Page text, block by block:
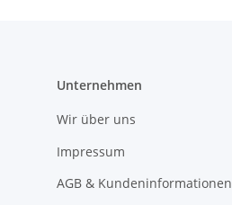
Unternehmen
Wir über uns
Impressum
AGB & Kundeninformationen